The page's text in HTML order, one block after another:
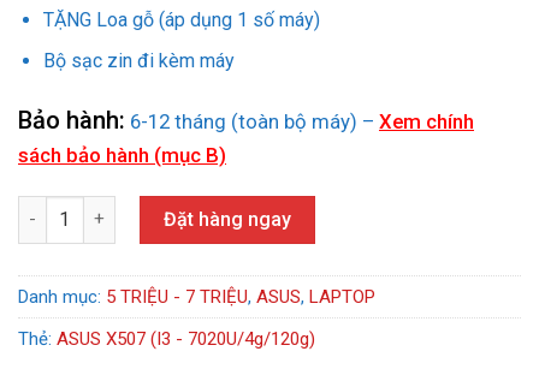
TẶNG Loa gỗ (áp dụng 1 số máy)
Bộ sạc zin đi kèm máy
Bảo hành: 6-12 tháng (toàn bộ máy) – Xem chính
sách bảo hành (mục B)
ASUS X507 (I3 – 7020U/ RAM 4G/ SSD 120G/ VGA-HD) số lượng
Đặt hàng ngay
Danh mục: 5 TRIỆU - 7 TRIỆU, ASUS, LAPTOP
Thẻ: ASUS X507 (I3 - 7020U/4g/120g)